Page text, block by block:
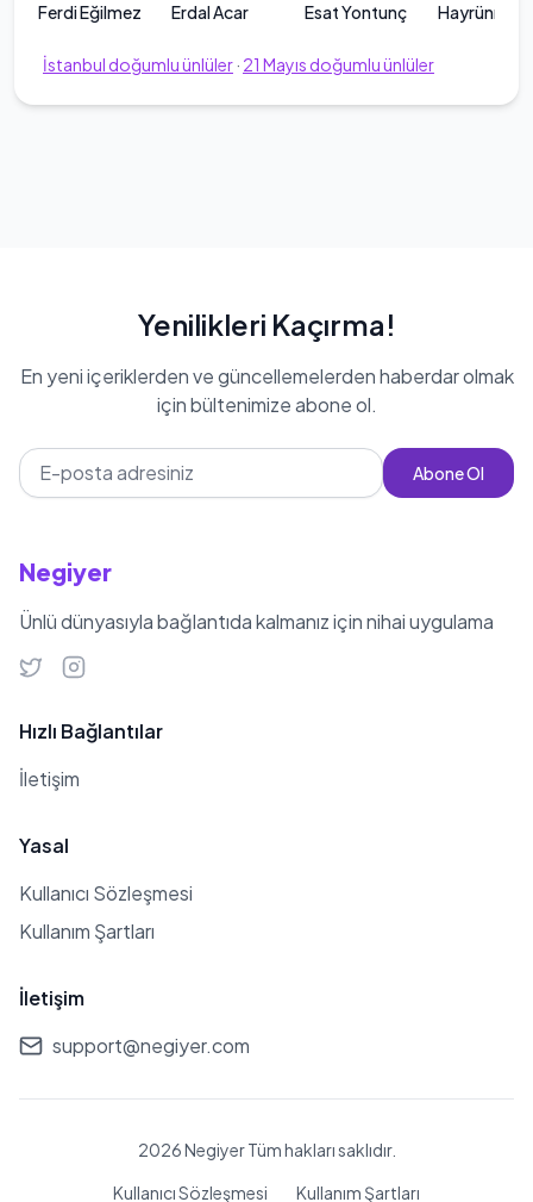
Ferdi Eğilmez Erdal Acar Esat Yontunç Hayrünnisa
İstanbul doğumlu ünlüler· 21 Mayıs doğumlu ünlüler
Yenilikleri Kaçırma!
En yeni içeriklerden ve güncellemelerden haberdar olmak
için bültenimize abone ol.
Abone Ol
Negiyer
Ünlü dünyasıyla bağlantıda kalmanız için nihai uygulama
Hızlı Bağlantılar
İletişim
Yasal
Kullanıcı Sözleşmesi
Kullanım Şartları
İletişim
support@negiyer.com
2026 Negiyer Tüm hakları saklıdır.
Kullanıcı Sözleşmesi
Kullanım Şartları